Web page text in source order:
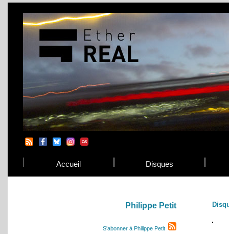
Accueil Disques
Philippe Petit
S'abonner à Philippe Petit